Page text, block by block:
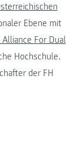
Ebene mit
For Dual
Hochschule.
der FH